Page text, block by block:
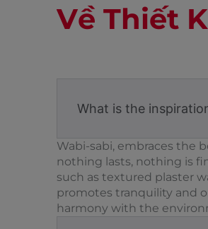
Về Thiết
What is the
Wabi-sabi, embraces the
nothing lasts, nothing is
such as textured plaster
promotes tranquility and
harmony with the